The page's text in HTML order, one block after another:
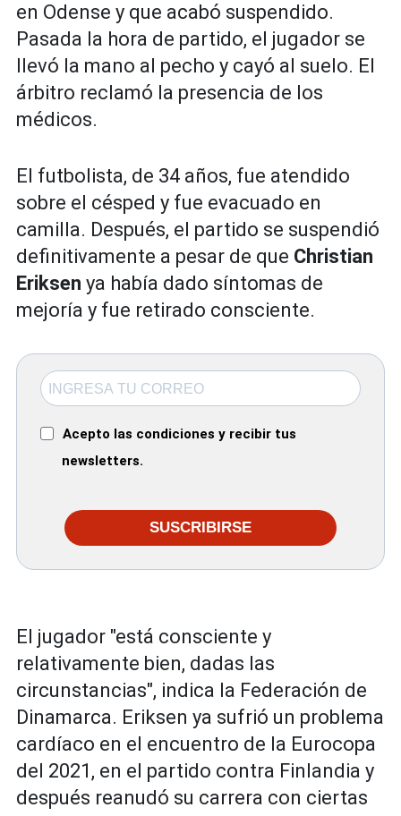
en Odense y que acabó suspendido.
Pasada la hora de partido, el jugador se
llevó la mano al pecho y cayó al suelo. El
árbitro reclamó la presencia de los
médicos.
El futbolista, de 34 años, fue atendido
sobre el césped y fue evacuado en
camilla. Después, el partido se suspendió
definitivamente a pesar de que Christian
Eriksen ya había dado síntomas de
mejoría y fue retirado consciente.
Acepto las condiciones y recibir tus
newsletters.
SUSCRIBIRSE
El jugador "está consciente y
relativamente bien, dadas las
circunstancias", indica la Federación de
Dinamarca. Eriksen ya sufrió un problema
cardíaco en el encuentro de la Eurocopa
del 2021, en el partido contra Finlandia y
después reanudó su carrera con ciertas